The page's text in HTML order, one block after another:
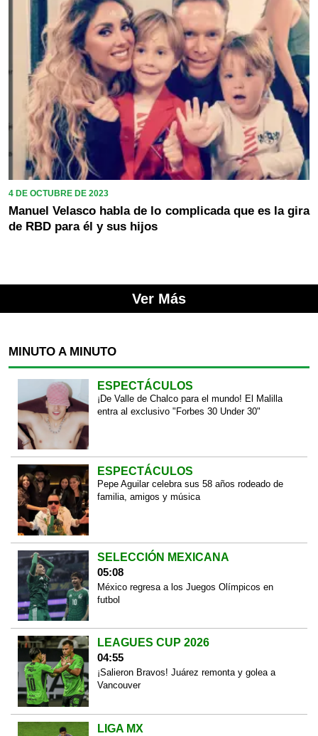
4 DE OCTUBRE DE 2023
Manuel Velasco habla de lo complicada que es la gira
de RBD para él y sus hijos
Ver Más
MINUTO A MINUTO
ESPECTÁCULOS
¡De Valle de Chalco para el mundo! El Malilla
entra al exclusivo "Forbes 30 Under 30"
ESPECTÁCULOS
Pepe Aguilar celebra sus 58 años rodeado de
familia, amigos y música
SELECCIÓN MEXICANA
05:08
México regresa a los Juegos Olímpicos en
futbol
LEAGUES CUP 2026
04:55
¡Salieron Bravos! Juárez remonta y golea a
Vancouver
LIGA MX